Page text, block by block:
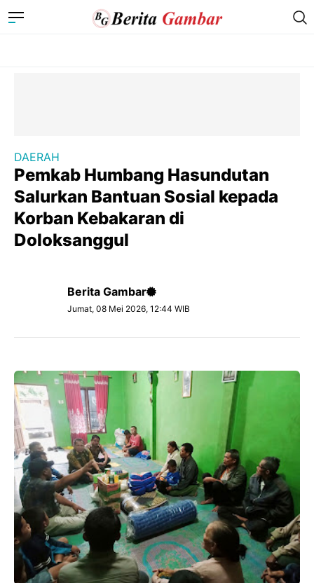
DAERAH
Pemkab Humbang Hasundutan
Salurkan Bantuan Sosial kepada
Korban Kebakaran di
Doloksanggul
Berita Gambar
Jumat, 08 Mei 2026, 12:44 WIB